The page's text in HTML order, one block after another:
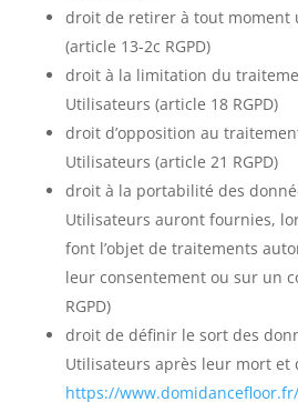
droit de retirer à tout moment
(article 13-2c RGPD)
droit à la limitation du
Utilisateurs (article 18 RGPD)
droit d’opposition au
Utilisateurs (article 21 RGPD)
droit à la portabilité des
Utilisateurs auront fournies,
font l’objet de traitements
leur consentement ou sur un
RGPD)
droit de définir le sort des
Utilisateurs après leur mort et
https://www.domidancefloor.fr/